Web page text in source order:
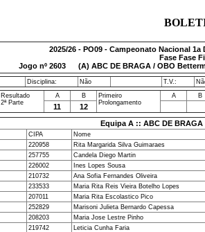
2025/26 - PO09 - Campeonato Nacional
Fase Fase
Jogo nº 2603 (A) ABC DE BRAGA / OBO
Disciplina: Não T.V.:
Resultado
2ª Parte
A B
Primeiro
Prolongamento
A B
11 12
Equipa A :: ABC DE
CIPA
Nome
220958
Rita Margarida Silva Guimaraes
257755
Candela Diego Martin
226002
Ines Lopes Sousa
210732
Ana Sofia Fernandes Oliveira
233533
Maria Rita Reis Vieira Botelho Lopes
207011
Maria Rita Escolastico Pico
252829
Marisoni Julieta Bernardo Capessa
208203
Maria Jose Lestre Pinho
219742
Leticia Cunha Faria